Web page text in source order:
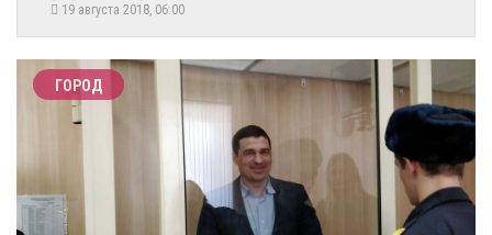
19 августа 2018, 06:00
ГОРОД